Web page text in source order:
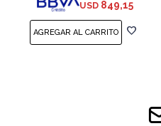
USD 849,15